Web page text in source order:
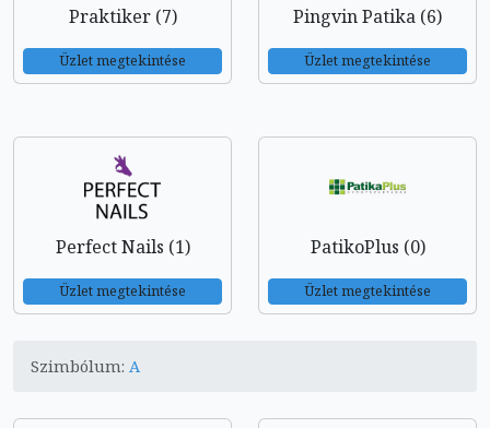
Praktiker (7)
Üzlet megtekintése
Pingvin Patika (6)
Üzlet megtekintése
Perfect Nails (1)
Üzlet megtekintése
PatikoPlus (0)
Üzlet megtekintése
Szimbólum: A